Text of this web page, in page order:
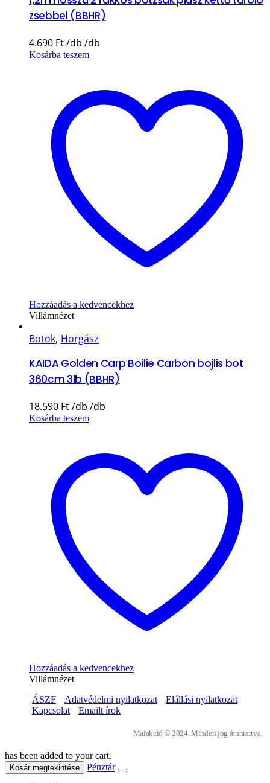
zsebbel (BBHR)
4.690 Ft
Kosárba teszem
Hozzáadás a kedvencekhez
Villámnézet
Botok, Horgász
KAIDA Golden Carp Boilie Carbon bojlis bot
360cm 3lb (BBHR)
18.590 Ft
Kosárba teszem
Hozzáadás a kedvencekhez
Villámnézet
ÁSZF
Adatvédelmi nyilatkozat
Elállási nyilatkozat
Kapcsolat
Emailt írok
Maiakció © 2024. Minden jog fenntartva.
has been added to your cart.
Kosár megtekintése Pénztár